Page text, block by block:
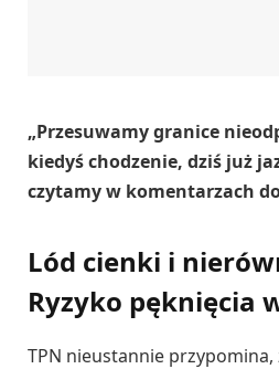
„Przesuwamy granice
kiedyś chodzenie, dziś już
czytamy w komentarzach
Lód cienki i
Ryzyko pęknięcia
TPN nieustannie przypomina,